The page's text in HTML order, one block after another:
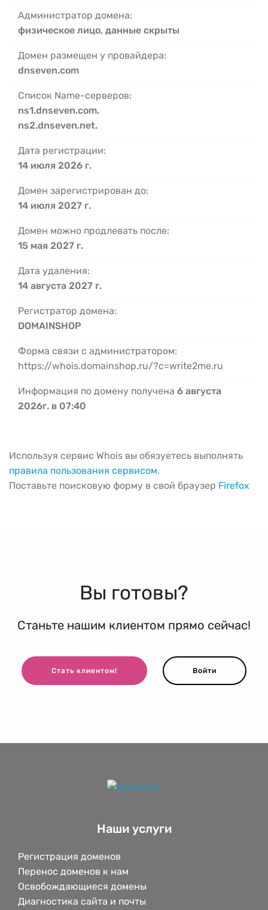
Администратор домена:
физическое лицо, данные скрыты
Домен размещен у провайдера:
dnseven.com
Список Name-серверов:
ns1.dnseven.com.
ns2.dnseven.net.
Дата регистрации:
14 июля 2026 г.
Домен зарегистрирован до:
14 июля 2027 г.
Домен можно продлевать после:
15 мая 2027 г.
Дата удаления:
14 августа 2027 г.
Регистратор домена:
DOMAINSHOP
Форма связи с администратором:
https://whois.domainshop.ru/?c=write2me.ru
Информация по домену получена 6 августа
2026г. в 07:40
Используя сервис Whois вы обязуетесь выполнять
правила пользования сервисом.
Поставьте поисковую форму в свой браузер Firefox
Вы готовы?
Станьте нашим клиентом прямо сейчас!
Стать клиентом! Войти
Наши услуги
Регистрация доменов
Перенос доменов к нам
Освобождающиеся домены
Диагностика сайта и почты